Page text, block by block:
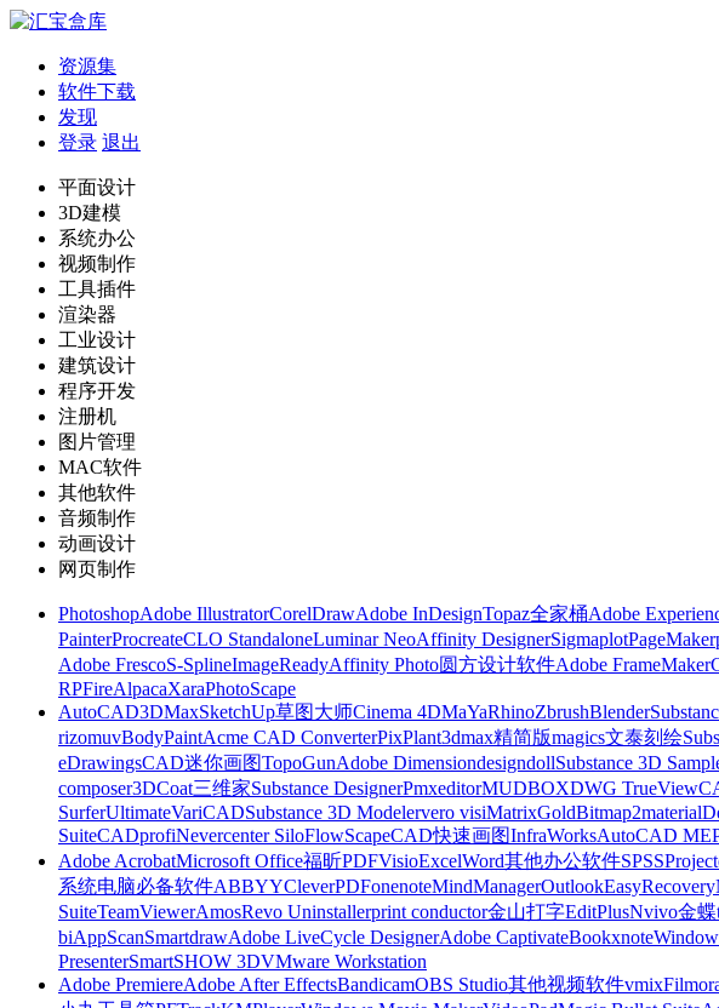
资源集
软件下载
发现
登录 退出
平面设计
3D建模
系统办公
视频制作
工具插件
渲染器
工业设计
建筑设计
程序开发
注册机
图片管理
MAC软件
其他软件
音频制作
动画设计
网页制作
PhotoshopAdobe IllustratorCorelDrawAdobe InDesignTopaz全家桶Adobe
PainterProcreateCLO StandaloneLuminar NeoAffinity DesignerSigmaplotPageMaker
Adobe FrescoS-SplineImageReadyAffinity Photo圆方设计软件Adobe FrameMaker
RPFireAlpacaXaraPhotoScape
AutoCAD3DMaxSketchUp草图大师Cinema 4DMaYaRhinoZbrushBlender
rizomuvBodyPaintAcme CAD ConverterPixPlant3dmax精简版magics文泰刻绘
eDrawingsCAD迷你画图TopoGunAdobe DimensiondesigndollSubstance 3D
composer3DCoat三维家Substance DesignerPmxeditorMUDBOXDWG TrueView
SurferUltimateVariCADSubstance 3D Modelervero visiMatrixGoldBitmap2material
SuiteCADprofiNevercenter SiloFlowScapeCAD快速画图InfraWorksAutoCAD
Adobe AcrobatMicrosoft Office福昕PDFVisioExcelWord其他办公软件SPSSProject
系统电脑必备软件ABBYYCleverPDFonenoteMindManagerOutlookEasyRecovery
SuiteTeamViewerAmosRevo Uninstallerprint conductor金山打字EditPlusNvivo金蝶
biAppScanSmartdrawAdobe LiveCycle DesignerAdobe CaptivateBookxnote
PresenterSmartSHOW 3DVMware Workstation
Adobe PremiereAdobe After EffectsBandicamOBS Studio其他视频软件vmix